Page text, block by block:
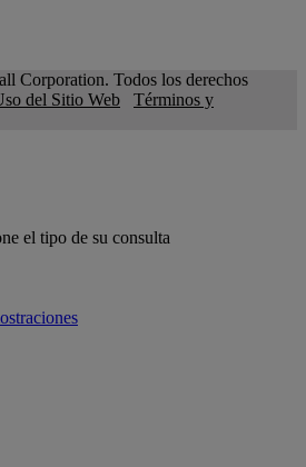
Corporation. Todos los derechos
del Sitio Web
Términos y
el tipo de su consulta